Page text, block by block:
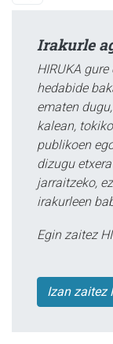
Irakurle
HIRUKA
hedabide
ematen
kalean,
publikoen
dizugu
jarraitzeko,
irakurleen
Egin zaitez
Izan zaitez